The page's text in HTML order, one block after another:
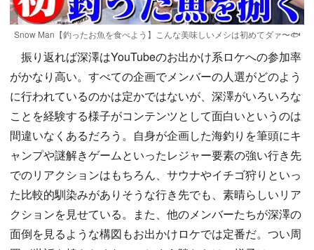
Snow Man【釣ったお魚を食べよう】こんな美味しいメシは初めてダァ〜🐟
振り返れば深澤はYouTubeのお出かけ系ロケへの参加率
がかなり高い。すべての企画でメンバーの人選がどのよう
に行われているのかは定かではないが、深澤がいろいろな
ことを経験する様子がコンテンツとして面白いというのは
間違いなくあるだろう。自身が企画した海釣りを筆頭にキ
ャンプや謎解きゲームといったレジャー要素の強い行き先
でのリアクションはもちろん、サウナやイチゴ狩りといっ
た比較的馴染みがありそうな行き先でも、素晴らしいリア
クションを見せている。また、他のメンバーたちが深澤の
面倒を見るような構図もお出かけロケでは定番だ。つい周